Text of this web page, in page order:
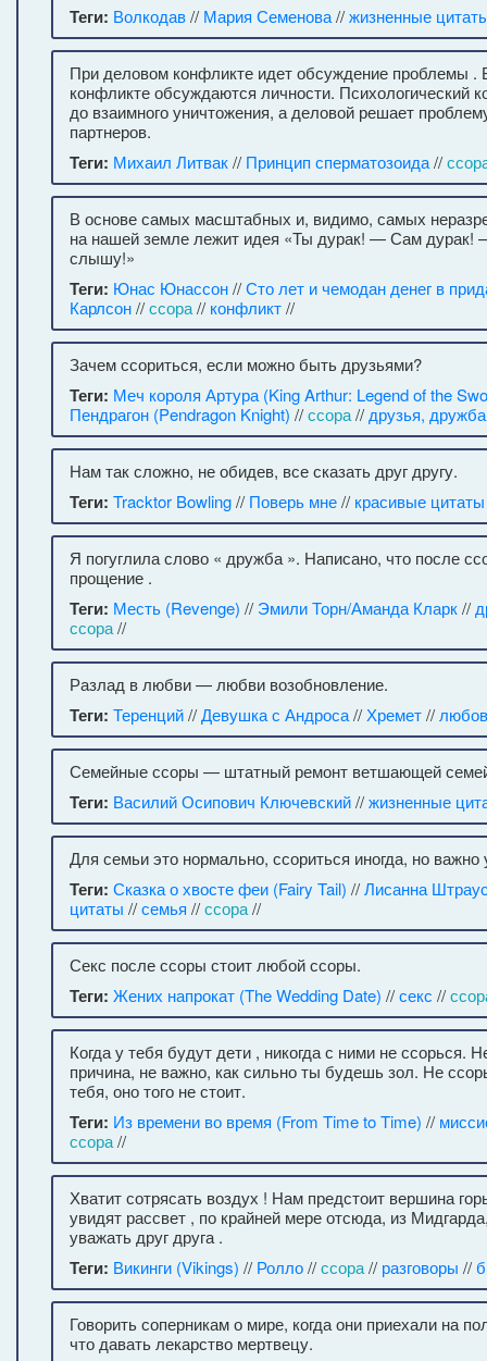
Теги: Волкодав// Мария Семенова//жизненные
При деловом конфликте идет обсуждение проблемы .
конфликте обсуждаются личности. Психологический
до взаимного уничтожения, а деловой решает
партнеров.
Теги: Михаил Литвак// Принцип сперматозоида//
В основе самых масштабных и, видимо, самых
на нашей земле лежит идея «Ты дурак! — Сам дурак!
слышу!»
Теги: Юнас Юнассон//Сто лет и чемодан денег в
Карлсон//ссора// конфликт//
Зачем ссориться, если можно быть друзьями?
Теги: Меч короля Артура (King Arthur: Legend of the
Пендрагон (Pendragon Knight) //ссора// друзья, дружба
Нам так сложно, не обидев, все сказать друг другу.
Теги: Tracktor Bowling// Поверь мне// красивые цитаты
Я погуглила слово « дружба ». Написано, что после
прощение .
Теги: Месть (Revenge) // Эмили Торн/Аманда Кларк//
ссора//
Разлад в любви — любви возобновление.
Теги: Теренций//Девушка с Андроса// Хремет//
Семейные ссоры — штатный ремонт ветшающей
Теги: Василий Осипович Ключевский//жизненные
Для семьи это нормально, ссориться иногда, но важно
Теги: Сказка о хвосте феи (Fairy Tail) //Лисанна
цитаты //семья //ссора//
Секс после ссоры стоит любой ссоры.
Теги: Жених напрокат (The Wedding Date) //секс //
Когда у тебя будут дети , никогда с ними не ссорься.
причина, не важно, как сильно ты будешь зол. Не
тебя, оно того не стоит.
Теги: Из времени во время (From Time to Time) //
ссора//
Хватит сотрясать воздух ! Нам предстоит вершина
увидят рассвет , по крайней мере отсюда, из
уважать друг друга .
Теги: Викинги (Vikings) // Ролло//ссора// разговоры //
Говорить соперникам о мире, когда они приехали на
что давать лекарство мертвецу.